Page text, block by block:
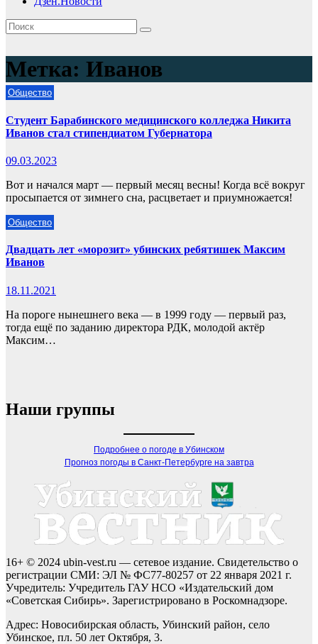
Метка: Иванов
Общество
Студент Барабинского медицинского колледжа Никита
Иванов стал стипендиатом Губернатора
09.03.2023
Вот и начался март — первый месяц весны! Когда всё вокруг
просыпается от зимнего сна, расцветает и приумножается!
Общество
Двадцать лет «морозит» убинских ребятишек Максим
Иванов
18.11.2021
На пороге нынешнего века — в 1999 году — первый раз,
тогда ещё по заданию директора РДК, молодой актёр
Максим…
Наши группы
Подробнее о погоде в Убинском
Прогноз погоды в Санкт-Петербурге на завтра
16+ © 2024 ubin-vest.ru — сетевое издание. Свидетельство о
регистрации СМИ: ЭЛ № ФС77-80257 от 22 января 2021 г.
Учредитель: Учредитель ГАУ НСО «Издательский дом
«Советская Сибирь». Зарегистрировано в Роскомнадзоре.
Адрес: Новосибирская область, Убинский район, село
Убинское, пл. 50 лет Октября, 3.